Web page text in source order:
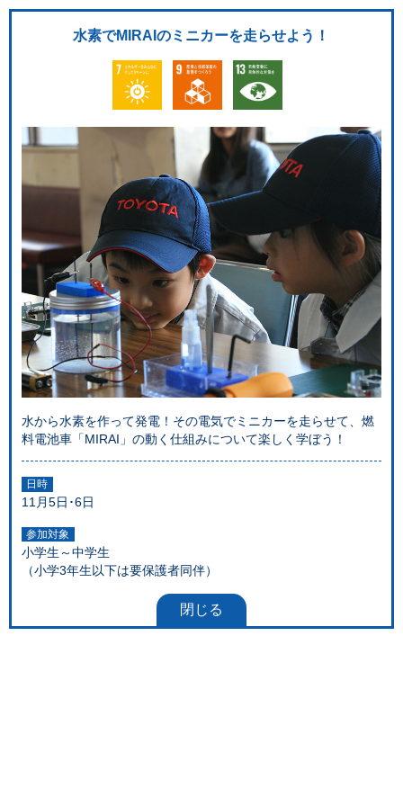
水素でMIRAIのミニカーを走らせよう！
水から水素を作って発電！その電気でミニカーを走らせて、燃
料電池車「MIRAI」の動く仕組みについて楽しく学ぼう！
日時
11月5日･6日
参加対象
小学生～中学生
（小学3年生以下は要保護者同伴）
閉じる